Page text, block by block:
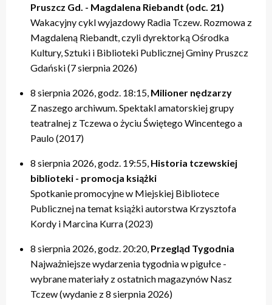
Pruszcz Gd. - Magdalena Riebandt (odc. 21)
Wakacyjny cykl wyjazdowy Radia Tczew. Rozmowa z
Magdaleną Riebandt, czyli dyrektorką Ośrodka
Kultury, Sztuki i Biblioteki Publicznej Gminy Pruszcz
Gdański (7 sierpnia 2026)
8 sierpnia 2026, godz. 18:15, Milioner nędzarzy
Z naszego archiwum. Spektakl amatorskiej grupy
teatralnej z Tczewa o życiu Świętego Wincentego a
Paulo (2017)
8 sierpnia 2026, godz. 19:55, Historia tczewskiej
biblioteki - promocja książki
Spotkanie promocyjne w Miejskiej Bibliotece
Publicznej na temat książki autorstwa Krzysztofa
Kordy i Marcina Kurra (2023)
8 sierpnia 2026, godz. 20:20, Przegląd Tygodnia
Najważniejsze wydarzenia tygodnia w pigułce -
wybrane materiały z ostatnich magazynów Nasz
Tczew (wydanie z 8 sierpnia 2026)